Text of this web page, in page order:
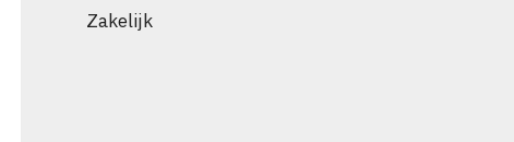
Zakelijk